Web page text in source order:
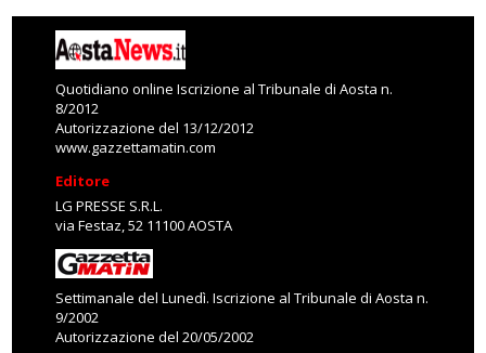
Quotidiano online Iscrizione al Tribunale di Aosta n.
8/2012
Autorizzazione del 13/12/2012
www.gazzettamatin.com
Editore
LG PRESSE S.R.L.
via Festaz, 52 11100 AOSTA
Settimanale del Lunedì. Iscrizione al Tribunale di Aosta n.
9/2002
Autorizzazione del 20/05/2002